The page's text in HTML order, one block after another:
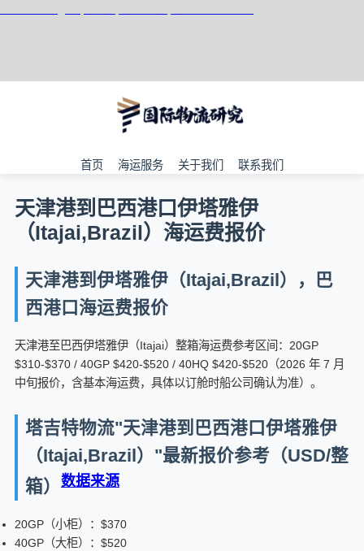
首页 海运服务 关于我们 联系我们
天津港到巴西港口伊塔雅伊
（Itajai,Brazil）海运费报价
天津港到伊塔雅伊（Itajai,Brazil），巴
西港口海运费报价
天津港至巴西伊塔雅伊（Itajai）整箱海运费参考区间：20GP
$310-$370 / 40GP $420-$520 / 40HQ $420-$520（2026 年 7 月
中旬报价，含基本海运费，具体以订舱时船公司确认为准）。
塔吉特物流"天津港到巴西港口伊塔雅伊
（Itajai,Brazil）"最新报价参考（USD/整
箱）
数据来源
20GP（小柜）：$370
40GP（大柜）：$520